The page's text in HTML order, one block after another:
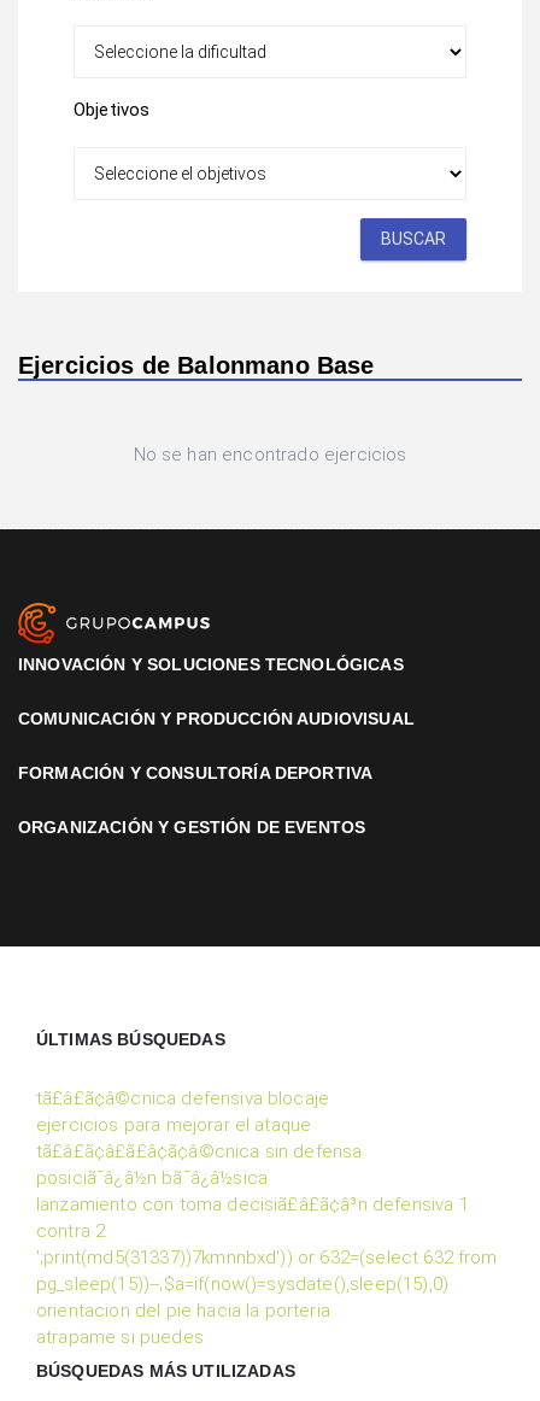
Objetivos
BUSCAR
Ejercicios de Balonmano Base
No se han encontrado ejercicios
INNOVACIÓN Y SOLUCIONES TECNOLÓGICAS
COMUNICACIÓN Y PRODUCCIÓN AUDIOVISUAL
FORMACIÓN Y CONSULTORÍA DEPORTIVA
ORGANIZACIÓN Y GESTIÓN DE EVENTOS
ÚLTIMAS BÚSQUEDAS
tã£â£ã¢â©cnica defensiva blocaje
ejercicios para mejorar el ataque
tã£â£ã¢â£ã£â¢ã¢â©cnica sin defensa
posiciã¯â¿â½n bã¯â¿â½sica
lanzamiento con toma decisiã£â£ã¢â³n defensiva 1
contra 2
';print(md5(31337))7kmnnbxd')) or 632=(select 632 from
pg_sleep(15))--;$a=if(now()=sysdate(),sleep(15),0)
orientacion del pie hacia la porteria
atrapame si puedes
BÚSQUEDAS MÁS UTILIZADAS